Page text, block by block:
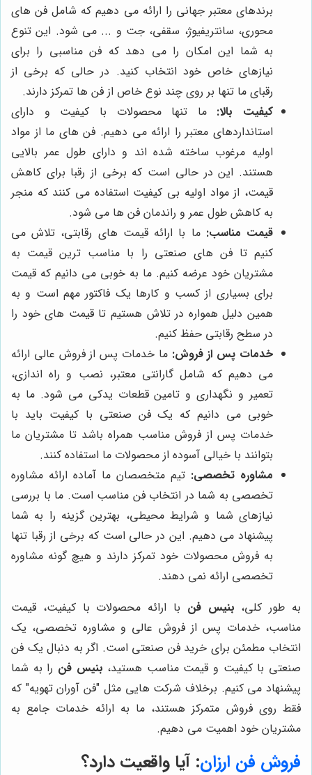
برندهای معتبر جهانی را ارائه می دهیم که شامل فن های
محوری، سانتریفیوژ، سقفی، جت و ... می شود. این تنوع
به شما این امکان را می دهد که فن مناسبی را برای
نیازهای خاص خود انتخاب کنید. در حالی که برخی از
رقبای ما تنها بر روی چند نوع خاص از فن ها تمرکز دارند.
کیفیت بالا: ما تنها محصولات با کیفیت و دارای
استانداردهای معتبر را ارائه می دهیم. فن های ما از مواد
اولیه مرغوب ساخته شده اند و دارای طول عمر بالایی
هستند. این در حالی است که برخی از رقبا برای کاهش
قیمت، از مواد اولیه بی کیفیت استفاده می کنند که منجر
به کاهش طول عمر و راندمان فن ها می شود.
قیمت مناسب: ما با ارائه قیمت های رقابتی، تلاش می
کنیم تا فن های صنعتی را با مناسب ترین قیمت به
مشتریان خود عرضه کنیم. ما به خوبی می دانیم که قیمت
برای بسیاری از کسب و کارها یک فاکتور مهم است و به
همین دلیل همواره در تلاش هستیم تا قیمت های خود را
در سطح رقابتی حفظ کنیم.
خدمات پس از فروش: ما خدمات پس از فروش عالی ارائه
می دهیم که شامل گارانتی معتبر، نصب و راه اندازی،
تعمیر و نگهداری و تامین قطعات یدکی می شود. ما به
خوبی می دانیم که یک فن صنعتی با کیفیت باید با
خدمات پس از فروش مناسب همراه باشد تا مشتریان ما
بتوانند با خیالی آسوده از محصولات ما استفاده کنند.
مشاوره تخصصی: تیم متخصصان ما آماده ارائه مشاوره
تخصصی به شما در انتخاب فن مناسب است. ما با بررسی
نیازهای شما و شرایط محیطی، بهترین گزینه را به شما
پیشنهاد می دهیم. این در حالی است که برخی از رقبا تنها
به فروش محصولات خود تمرکز دارند و هیچ گونه مشاوره
تخصصی ارائه نمی دهند.
به طور کلی، بنیس فن با ارائه محصولات با کیفیت، قیمت
مناسب، خدمات پس از فروش عالی و مشاوره تخصصی، یک
انتخاب مطمئن برای خرید فن صنعتی است. اگر به دنبال یک فن
صنعتی با کیفیت و قیمت مناسب هستید، بنیس فن را به شما
پیشنهاد می کنیم. برخلاف شرکت هایی مثل "فن آوران تهویه" که
فقط روی فروش متمرکز هستند، ما به ارائه خدمات جامع به
مشتریان خود اهمیت می دهیم.
فروش فن ارزان: آیا واقعیت دارد؟